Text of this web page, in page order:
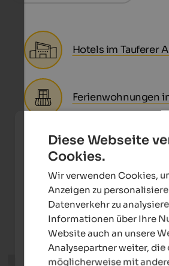
Hotels im Tauferer
Ferienwohnungen
Ausgewählte
Ahrntal
Genuss Wellness
Diese Webseite
Cookies.
Wir verwenden Cookies,
Anzeigen zu
Datenverkehr zu
Informationen über Ihre
Website auch an unsere
Analysepartner weiter, die
möglicherweise mit